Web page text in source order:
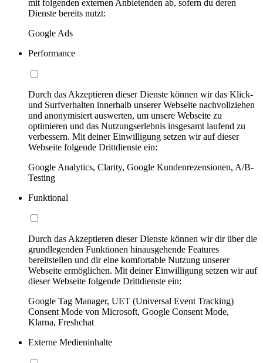
mit folgenden externen Anbietenden ab, sofern du deren
Dienste bereits nutzt:
Google Ads
Performance
Durch das Akzeptieren dieser Dienste können wir das Klick-
und Surfverhalten innerhalb unserer Webseite nachvollziehen
und anonymisiert auswerten, um unsere Webseite zu
optimieren und das Nutzungserlebnis insgesamt laufend zu
verbessern. Mit deiner Einwilligung setzen wir auf dieser
Webseite folgende Drittdienste ein:
Google Analytics, Clarity, Google Kundenrezensionen, A/B-
Testing
Funktional
Durch das Akzeptieren dieser Dienste können wir dir über die
grundlegenden Funktionen hinausgehende Features
bereitstellen und dir eine komfortable Nutzung unserer
Webseite ermöglichen. Mit deiner Einwilligung setzen wir auf
dieser Webseite folgende Drittdienste ein:
Google Tag Manager, UET (Universal Event Tracking)
Consent Mode von Microsoft, Google Consent Mode,
Klarna, Freshchat
Externe Medieninhalte